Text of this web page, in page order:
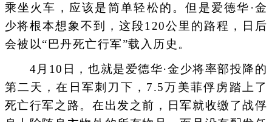
乘坐火车，应该是简单轻松的。但是爱德华·金
少将根本想象不到，这段120公里的路程，日后
会被以“巴丹死亡行军”载入历史。
4月10日，也就是爱德华·金少将率部投降的
第二天，在日军刺刀下，7.5万美菲俘虏踏上了
死亡行军之路。在出发之前，日军就收缴了战俘